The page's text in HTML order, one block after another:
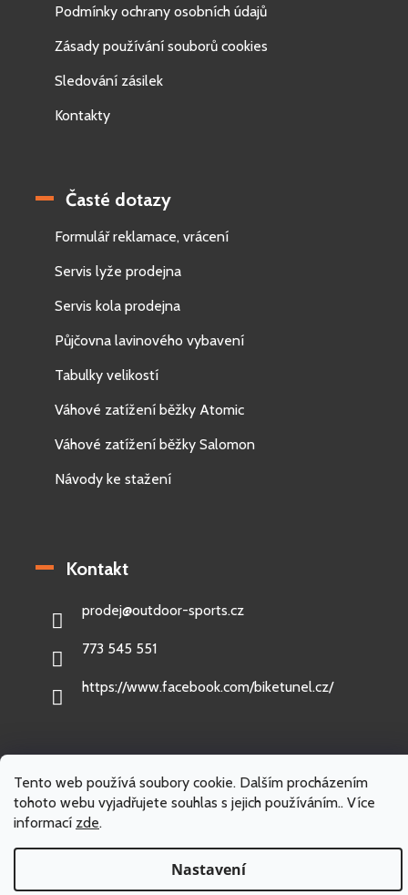
Tento web používá soubory cookie. Dalším procházením
tohoto webu vyjadřujete souhlas s jejich používáním.. Více
informací zde.
Nastavení
Podmínky ochrany osobních údajů
Zásady používání souborů cookies
Sledování zásilek
Kontakty
Časté dotazy
Formulář reklamace, vrácení
Servis lyže prodejna
Servis kola prodejna
Půjčovna lavinového vybavení
Tabulky velikostí
Váhové zatížení běžky Atomic
Váhové zatížení běžky Salomon
Návody ke stažení
Kontakt
prodej@outdoor-sports.cz
773 545 551
https://www.facebook.com/biketunel.cz/
Vytvořil Shoptet